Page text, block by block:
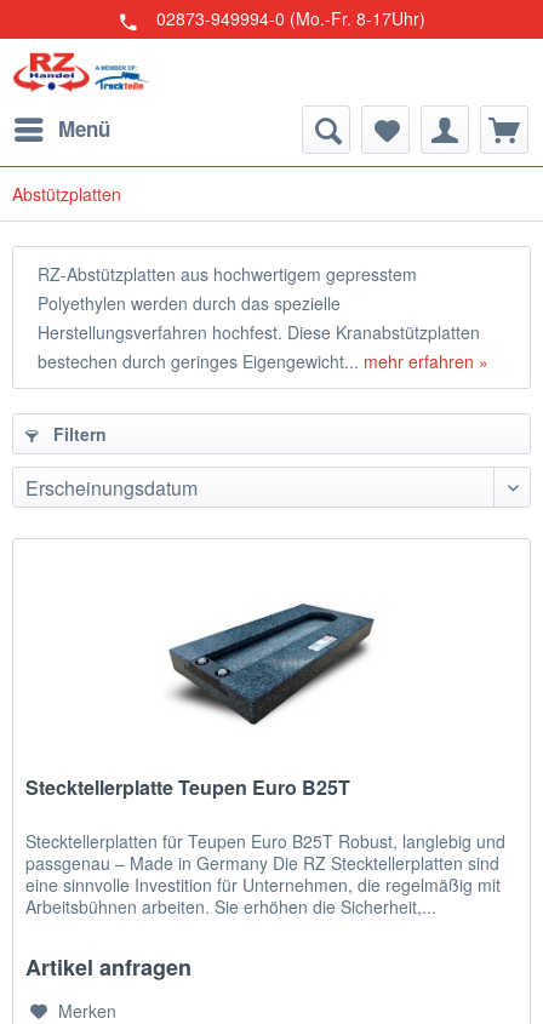
02873-949994-0 (Mo.-Fr. 8-17Uhr)
Menü
Abstützplatten
RZ-Abstützplatten aus hochwertigem gepresstem
Polyethylen werden durch das spezielle
Herstellungsverfahren hochfest. Diese Kranabstützplatten
bestechen durch geringes Eigengewicht... mehr erfahren »
Filtern
Stecktellerplatte Teupen Euro B25T
Stecktellerplatten für Teupen Euro B25T Robust, langlebig und
passgenau – Made in Germany Die RZ Stecktellerplatten sind
eine sinnvolle Investition für Unternehmen, die regelmäßig mit
Arbeitsbühnen arbeiten. Sie erhöhen die Sicherheit,...
Artikel anfragen
Merken